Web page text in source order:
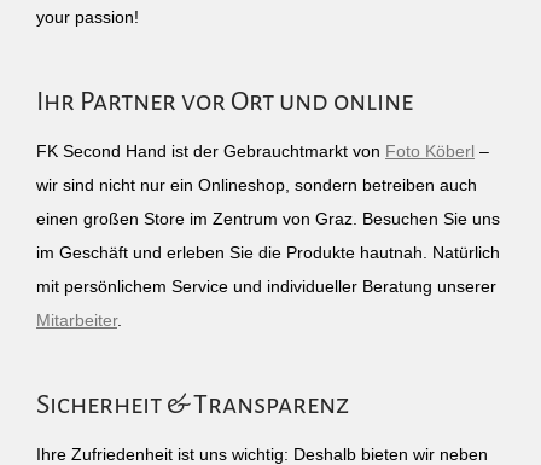
your passion!
Ihr Partner vor Ort und online
FK Second Hand ist der Gebrauchtmarkt von Foto Köberl –
wir sind nicht nur ein Onlineshop, sondern betreiben auch
einen großen Store im Zentrum von Graz. Besuchen Sie uns
im Geschäft und erleben Sie die Produkte hautnah. Natürlich
mit persönlichem Service und individueller Beratung unserer
Mitarbeiter.
Sicherheit & Transparenz
Ihre Zufriedenheit ist uns wichtig: Deshalb bieten wir neben